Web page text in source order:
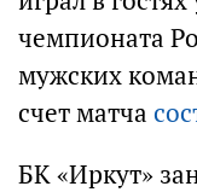
чемпионата
мужских
счет матча
БК «Иркут»